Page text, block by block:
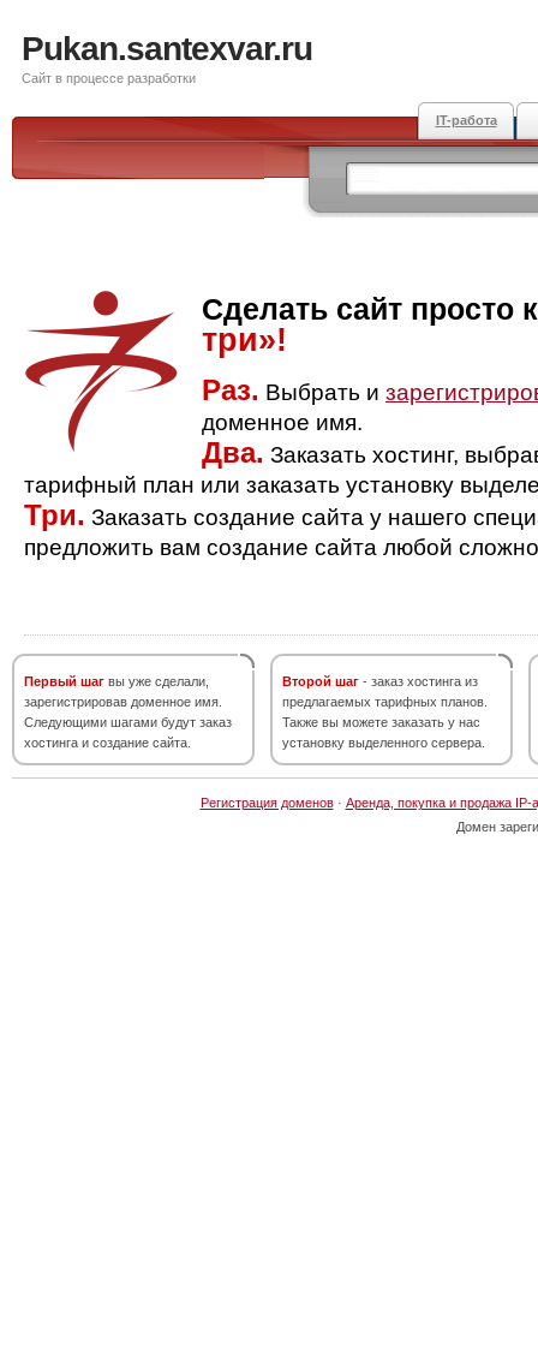
Pukan.santexvar.ru
Сайт в процессе разработки
IT-работа
Сделать сайт просто
три»!
Раз. Выбрать и
доменное имя.
Два. Заказать хостинг,
тарифный план или заказать установку
Три. Заказать создание сайта у нашего
предложить вам создание сайта любой
Первый шаг вы уже сделали,
зарегистрировав доменное имя.
Следующими шагами будут заказ
хостинга и создание сайта.
Второй шаг - заказ хостинга из
предлагаемых тарифных планов.
Также вы можете заказать у нас
установку выделенного сервера.
Регистрация доменов· Аренда, покупка и продажа IP-
Домен